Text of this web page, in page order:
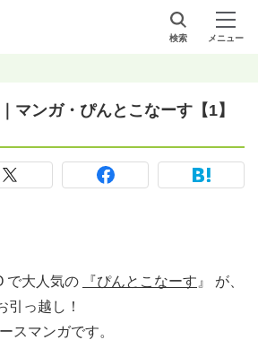
検索 メニュー
マンガ・ぴんとこなーす【1】
で大人気の 『ぴんとこなーす 』 が、
引っ越し！
スマンガです。